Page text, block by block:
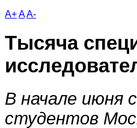
A+AA-
Тысяча
В начале июня
студентов